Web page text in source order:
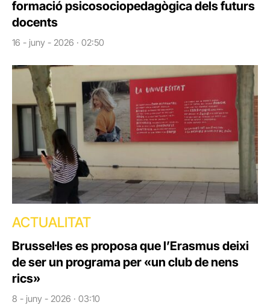
formació psicosociopedagògica dels futurs
docents
16 - juny - 2026 · 02:50
ACTUALITAT
Brussel·les es proposa que l’Erasmus deixi
de ser un programa per «un club de nens
rics»
8 - juny - 2026 · 03:10